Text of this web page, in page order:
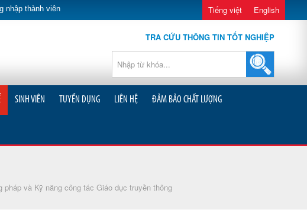
nhập thành viên Tiếng việt English
TRA CỨU THÔNG TIN TỐT NGHIỆP
SINH VIÊN TUYỂN DỤNG LIÊN HỆ ĐẢM BẢO CHẤT LƯỢNG
pháp và Kỹ năng công tác Giáo dục truyền thông